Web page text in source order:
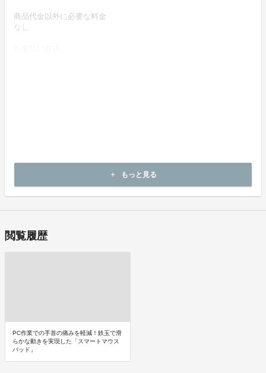
商品代金以外に必要な料金
なし
キャンセルはできません。
決済完了後の返金は一切できません。
add もっと見る
閲覧履歴
PC作業での手首の痛みを軽減！鉄玉で滑
らかな動きを実現した「スマートマウス
パッド」